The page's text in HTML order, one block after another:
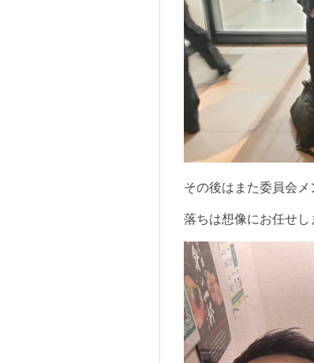
その後はまた委員会
落ちは想像にお任せ